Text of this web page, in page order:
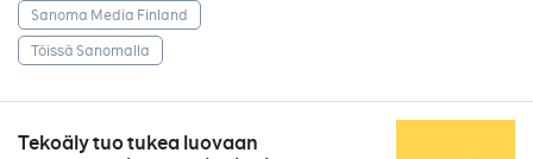
Sanoma Media Finland
Töissä Sanomalla
Tekoäly tuo tukea luovaan